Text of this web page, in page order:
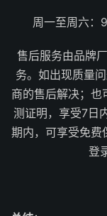
周一至周六：
售后服务由品牌
务。如出现质量
商的售后解决；也
测证明，享受7日
期内，可享受免费
登